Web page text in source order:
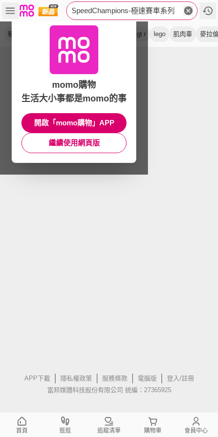
SpeedChampions-極速賽車系列
積木 gt r lego 肌肉車 麥拉
APP下載 隱私權政策 服務條款 電腦版
登入/註冊
富邦媒體科技股份有限公司 統編：27365925
momo購物
生活大小事都是momo的事
開啟「momo購物」APP
繼續使用網頁版
首頁 逛逛 追蹤清單 購物車 會員中心